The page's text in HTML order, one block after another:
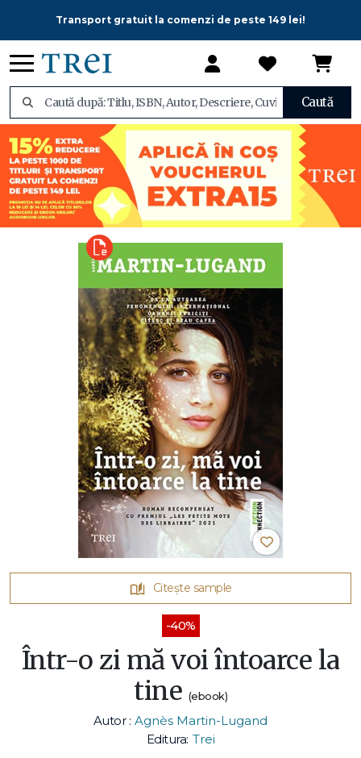
Transport gratuit la comenzi de peste 149 lei!
Caută
Citește sample
-40%
Într-o zi mă voi întoarce la
tine (ebook)
Autor : Agnès Martin-Lugand
Editura: Trei